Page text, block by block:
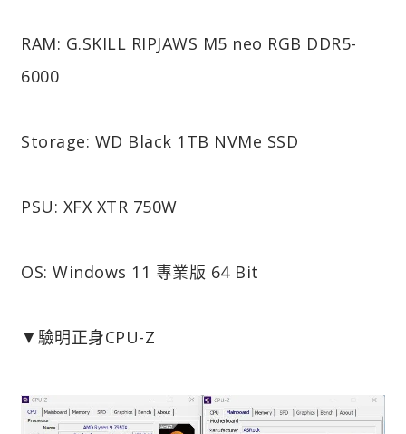
RAM: G.SKILL RIPJAWS M5 neo RGB DDR5-
6000
Storage: WD Black 1TB NVMe SSD
PSU: XFX XTR 750W
OS: Windows 11 專業版 64 Bit
▼驗明正身CPU-Z